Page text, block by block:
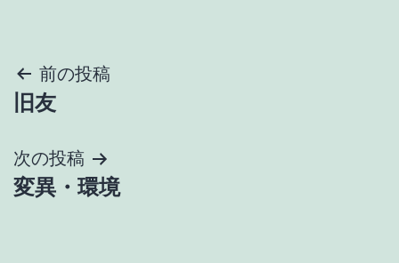
投
稿
ナ
ビ
前の投稿
旧友
次の投稿
変異・環境